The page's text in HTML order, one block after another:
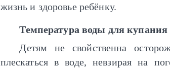
жизнь и здоровье ребёнку.
Температура воды для купания
Детям не свойственна
плескаться в воде, невзирая на